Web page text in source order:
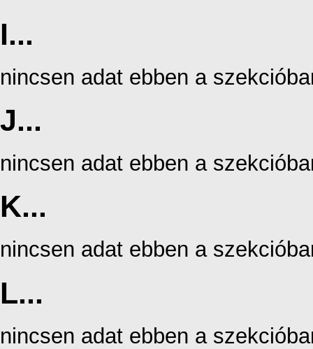
I...
nincsen adat ebben a
J...
nincsen adat ebben a
K...
nincsen adat ebben a
L...
nincsen adat ebben a